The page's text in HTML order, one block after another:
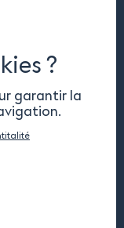
?
garantir la